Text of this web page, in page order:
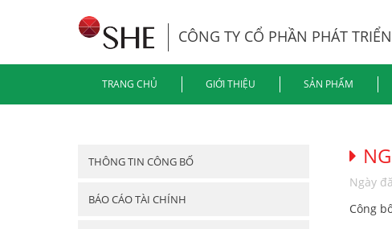
CÔNG TY CỔ PHẦN PHÁT
TRANG CHỦ GIỚI THIỆU SẢN PHẨM
THÔNG TIN CÔNG BỐ
BÁO CÁO TÀI CHÍNH
Ngày
Công